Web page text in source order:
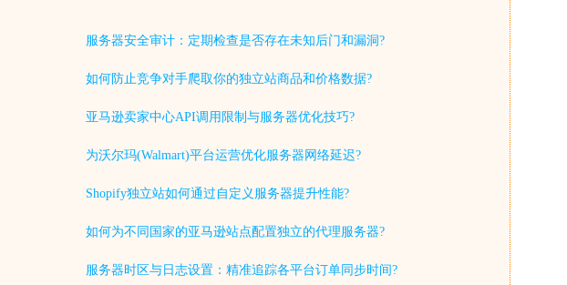
服务器安全审计：定期检查是否存在未知后门和漏洞?
如何防止竞争对手爬取你的独立站商品和价格数据?
亚马逊卖家中心API调用限制与服务器优化技巧?
为沃尔玛(Walmart)平台运营优化服务器网络延迟?
Shopify独立站如何通过自定义服务器提升性能?
如何为不同国家的亚马逊站点配置独立的代理服务器?
服务器时区与日志设置：精准追踪各平台订单同步时间?